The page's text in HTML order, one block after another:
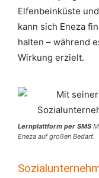
Elfenbeinküste
kann sich Eneza
halten – während
Wirkung erzielt.
Lernplattform per SMS
Eneza auf großen Bedarf.